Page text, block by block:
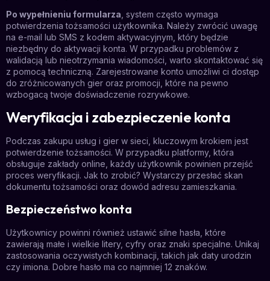
Po wypełnieniu formularza , system często wymaga
potwierdzenia tożsamości użytkownika. Należy zwrócić uwagę
na e-mail lub SMS z kodem aktywacyjnym, który będzie
niezbędny do aktywacji konta. W przypadku problemów z
walidacją lub nieotrzymania wiadomości, warto skontaktować się
z pomocą techniczną. Zarejestrowane konto umożliwi ci dostęp
do zróżnicowanych gier oraz promocji, które na pewno
wzbogacą twoje doświadczenie rozrywkowe.
Weryfikacja i zabezpieczenie konta
Podczas zakupu usług i gier w sieci, kluczowym krokiem jest
potwierdzenie tożsamości. W przypadku platformy, która
obsługuje zakłady online, każdy użytkownik powinien przejść
proces weryfikacji. Jak to zrobić? Wystarczy przesłać skan
dokumentu tożsamości oraz dowód adresu zamieszkania.
Bezpieczeństwo konta
Użytkownicy powinni również ustawić silne hasła, które
zawierają małe i wielkie litery, cyfry oraz znaki specjalne. Unikaj
zastosowania oczywistych kombinacji, takich jak daty urodzin
czy imiona. Dobre hasło ma co najmniej 12 znaków.